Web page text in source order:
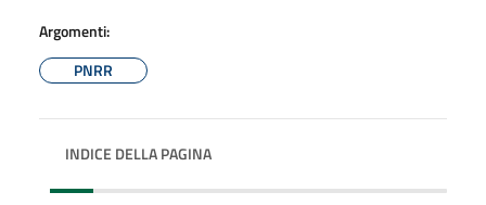
Argomenti:
PNRR
INDICE DELLA PAGINA